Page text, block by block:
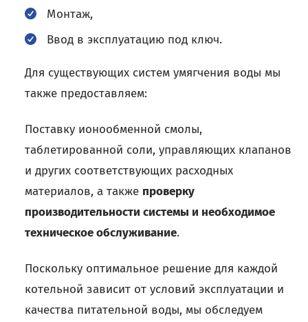
Монтаж,
Ввод в эксплуатацию под ключ.
Для существующих систем умягчения воды мы
также предоставляем:
Поставку ионообменной смолы,
таблетированной соли, управляющих клапанов
и других соответствующих расходных
материалов, а также проверку
производительности системы и необходимое
техническое обслуживание.
Поскольку оптимальное решение для каждой
котельной зависит от условий эксплуатации и
качества питательной воды, мы обследуем